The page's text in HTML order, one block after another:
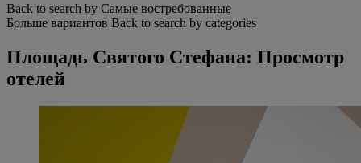
Back to search by Самые востребованные
Больше вариантов Back to search by categories
Площадь Святого Стефана: Просмотр
отелей